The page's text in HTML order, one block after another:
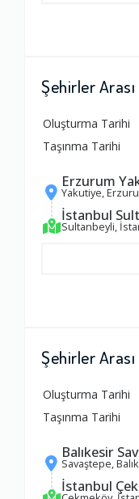
Şehirler Arası
Oluşturma Tarihi
Taşınma Tarihi
Erzurum
Yakutiye,
İstanbul
Sultanbeyli,
Şehirler Arası
Oluşturma Tarihi
Taşınma Tarihi
Balıkesir
Savaştepe,
İstanbul